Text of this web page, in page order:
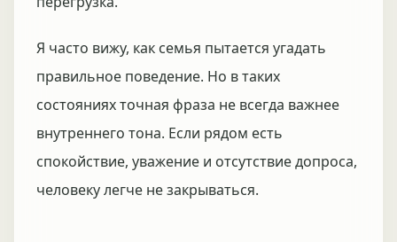
Я часто вижу, как семья пытается угадать
правильное поведение. Но в таких
состояниях точная фраза не всегда важнее
внутреннего тона. Если рядом есть
спокойствие, уважение и отсутствие допроса,
человеку легче не закрываться.